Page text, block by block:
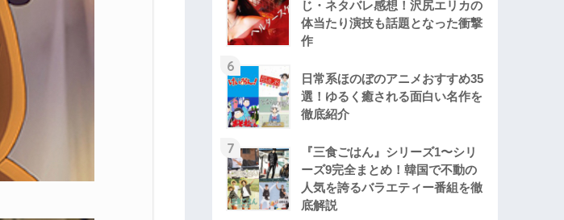
じ・ネタバレ感想！沢尻エリカの
体当たり演技も話題となった衝撃
作
6
日常系ほのぼのアニメおすすめ35
選！ゆるく癒される面白い名作を
徹底紹介
7
『三食ごはん』シリーズ1〜シリ
ーズ9完全まとめ！韓国で不動の
人気を誇るバラエティー番組を徹
底解説